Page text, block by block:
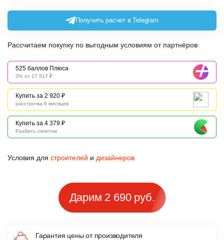
Получить расчет в Telegram
Рассчитаем покупку по выгодным условиям от партнёров
525 баллов Плюса
3% от 17 517 ₽
Купить за 2 920 ₽
расстрочка 6 месяцев
Купить за 4 379 ₽
Разбить сплитом
Условия для строителей и дизайнеров
Дарим 2 690 руб.
Гарантия цены от производителя